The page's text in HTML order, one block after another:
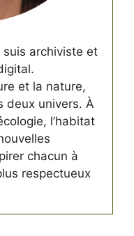
archiviste et
et la nature,
deux univers. À
l’habitat
chacun à
respectueux